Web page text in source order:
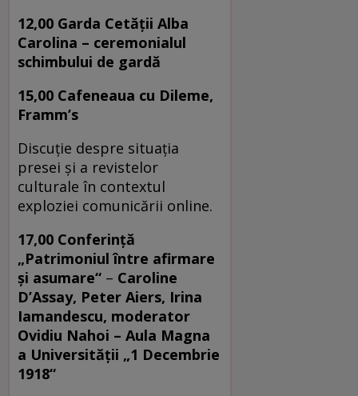
12,00 Garda Cetății Alba
Carolina – ceremonialul
schimbului de gardă
15,00 Cafeneaua cu Dileme,
Framm’s
Discuție despre situația
presei și a revistelor
culturale în contextul
exploziei comunicării online.
17,00 Conferință
„Patrimoniul între afirmare
și asumare“ – Caroline
D’Assay, Peter Aiers, Irina
Iamandescu, moderator
Ovidiu Nahoi – Aula Magna
a Universităţii „1 Decembrie
1918“